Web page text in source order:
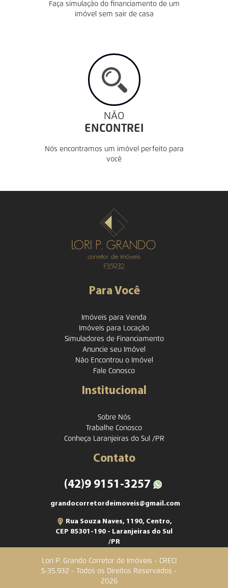
Faça simulação do financiamento de um
imóvel sem sair de casa
NÃO
ENCONTREI
Nós encontramos um imóvel perfeito para
você
Para Você
Imóveis para Venda
Imóveis para Locação
Simuladores de Financiamento
Anuncie seu Imóvel
Não Encontrou o Imóvel
Fale Conosco
Institucional
Sobre Nós
Trabalhe Conosco
Conheça Laranjeiras do Sul /PR
Contato
(42)9 9151-3257
grandocorretordeimoveis@gmail.com
Rua Souza Naves, 1190, Centro,
CEP 85301-190 - Laranjeiras do Sul
/PR
Lori P. Grando Corretor de Imóveis - CRECI
S-35.932 - Todos os Direitos Reservados -
2026